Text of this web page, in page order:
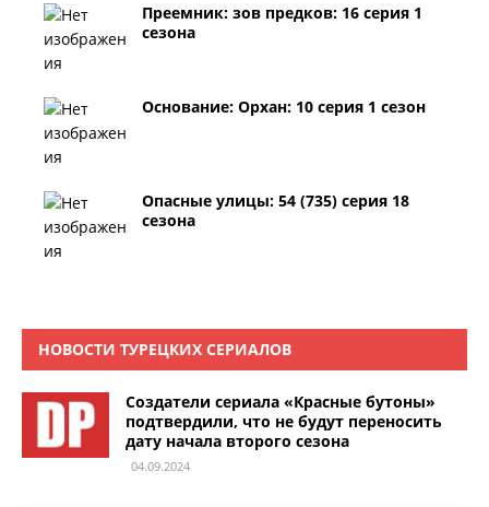
Преемник: зов предков: 16 серия 1
сезона
Основание: Орхан: 10 серия 1 сезон
Опасные улицы: 54 (735) серия 18
сезона
НОВОСТИ ТУРЕЦКИХ СЕРИАЛОВ
Создатели сериала «Красные бутоны»
подтвердили, что не будут переносить
дату начала второго сезона
04.09.2024